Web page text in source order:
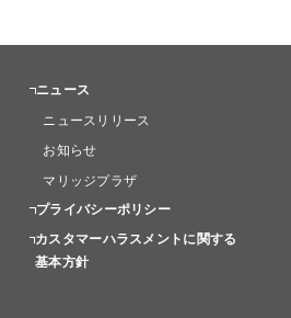
ニュース
ニュースリリース
お知らせ
マリッジプラザ
プライバシーポリシー
カスタマーハラスメントに関する
基本方針